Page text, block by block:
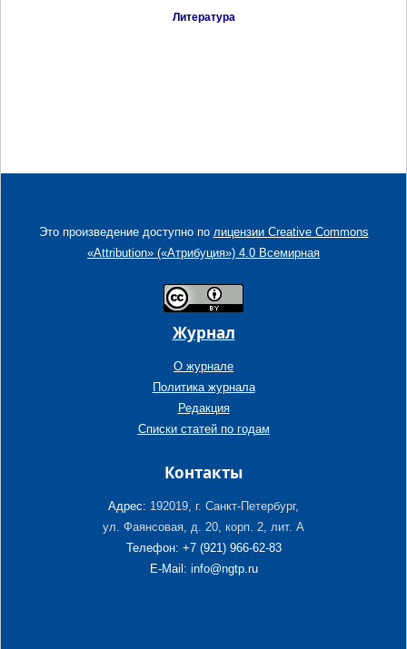
Литература
Это произведение доступно по лицензии Creative Commons
«Attribution» («Атрибуция») 4.0 Всемирная
Журнал
О журнале
Политика журнала
Редакция
Списки статей по годам
Контакты
Адрес: 192019, г. Санкт-Петербург,
ул. Фаянсовая, д. 20, корп. 2, лит. А
Телефон: +7 (921) 966-62-83
E-Mail: info@ngtp.ru